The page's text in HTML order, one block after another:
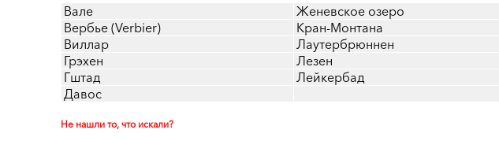
Вале Женевское озеро
Вербье (Verbier) Кран-Монтана
Виллар
Лаутербрюннен
Грэхен
Лезен
Гштад
Лейкербад
Давос
Не нашли то, что искали?